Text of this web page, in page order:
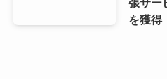
張サー
を獲得